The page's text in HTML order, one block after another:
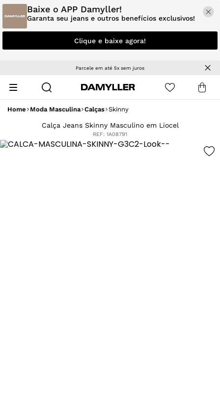
Baixe o APP Damyller!
Garanta seu jeans e outros benefícios exclusivos!
Clique e baixe agora!
Parcele em até 5x sem juros
Home Moda Masculina Calças Skinny
Calça Jeans Skinny Masculino em Liocel
REF: 1A08791